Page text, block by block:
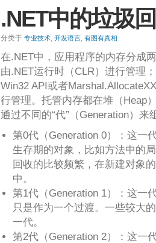
.NET中的垃圾
分类于 专业技术, 开发语言, 有图有真相
在.NET中，应用程序的内存分成
由.NET运行时（CLR）进行管理
Win32 API或者
行管理。托管内存都在堆（Heap
通过不同的“代”（Generation）
第0代（Generation 0）：这一
生存期的对象，比如方法中的
回收的比较频繁，在新建对象
中。
第1代（Generation 1）：这一
只是作为一个过渡。一些较大
一代。
第2代（Generation 2）：这一